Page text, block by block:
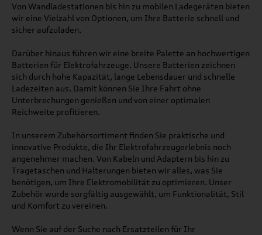
Von Wandladestationen bis hin zu mobilen Ladegeräten bieten
wir eine Vielzahl von Optionen, um Ihre Batterie schnell und
sicher aufzuladen.
Darüber hinaus führen wir eine breite Palette an hochwertigen
Batterien für Elektrofahrzeuge. Unsere Batterien zeichnen
sich durch hohe Kapazität, lange Lebensdauer und schnelle
Ladezeiten aus. Damit können Sie Ihre Fahrt ohne
Unterbrechungen genießen und von einer optimalen
Reichweite profitieren.
In unserem Zubehörsortiment finden Sie praktische und
innovative Produkte, die Ihr Elektrofahrzeugerlebnis noch
angenehmer machen. Von Kabeln und Adaptern bis hin zu
Tragetaschen und Halterungen bieten wir alles, was Sie
benötigen, um Ihre Elektromobilität zu optimieren. Unser
Zubehör wurde sorgfältig ausgewählt, um Funktionalität, Stil
und Komfort zu vereinen.
Wenn Sie auf der Suche nach Ersatzteilen für Ihr